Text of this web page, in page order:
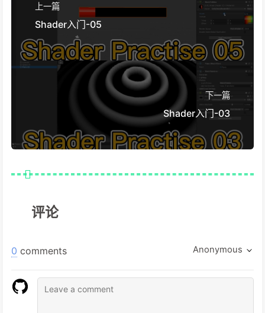
上一篇
Shader入门-05
下一篇
Shader入门-03
评论
0 comments Anonymous